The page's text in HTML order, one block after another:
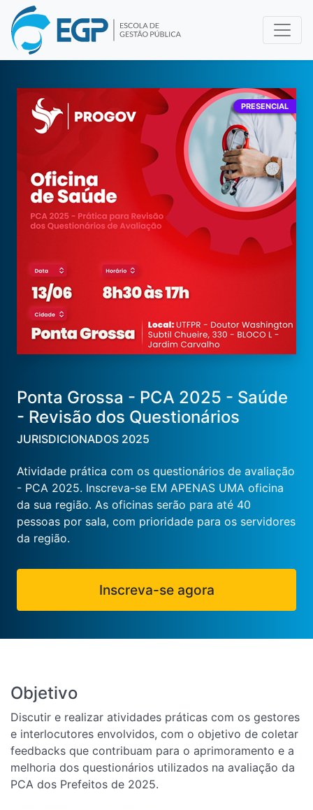
PRESENCIAL
Ponta Grossa - PCA 2025 - Saúde
- Revisão dos Questionários
JURISDICIONADOS 2025
Atividade prática com os questionários de avaliação
- PCA 2025. Inscreva-se EM APENAS UMA oficina
da sua região. As oficinas serão para até 40
pessoas por sala, com prioridade para os servidores
da região.
Inscreva-se agora
Objetivo
Discutir e realizar atividades práticas com os gestores
e interlocutores envolvidos, com o objetivo de coletar
feedbacks que contribuam para o aprimoramento e a
melhoria dos questionários utilizados na avaliação da
PCA dos Prefeitos de 2025.